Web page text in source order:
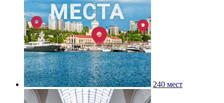
240 мест